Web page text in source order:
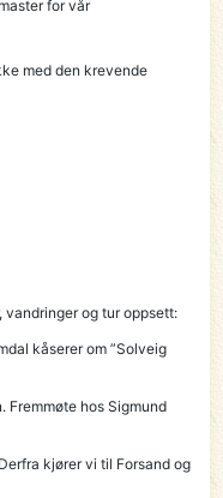
for vår
med den krevende
vandringer og tur oppsett:
kåserer om ”Solveig
Fremmøte hos Sigmund
kjører vi til Forsand og